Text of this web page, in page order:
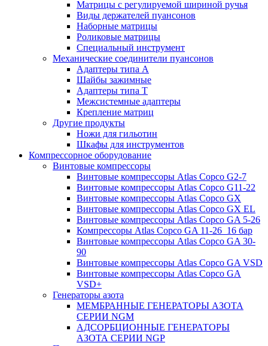
Матрицы с регулируемой шириной ручья
Виды держателей пуансонов
Наборные матрицы
Роликовые матрицы
Специальный инструмент
Механические соединители пуансонов
Адаптеры типа A
Шайбы зажимные
Адаптеры типа T
Межсистемные адаптеры
Крепление матриц
Другие продукты
Ножи для гильотин
Шкафы для инструментов
Компрессорное оборудование
Винтовые компрессоры
Винтовые компрессоры Atlas Copco G2-7
Винтовые компрессоры Atlas Copco G11-22
Винтовые компрессоры Atlas Copco GX
Винтовые компрессоры Atlas Copco GX EL
Винтовые компрессоры Atlas Copco GA 5-26
Компрессоры Atlas Copco GA 11-26_16 бар
Винтовые компрессоры Atlas Copco GA 30-
90
Винтовые компрессоры Atlas Copco GA VSD
Винтовые компрессоры Atlas Copco GA
VSD+
Генераторы азота
МЕМБРАННЫЕ ГЕНЕРАТОРЫ АЗОТА
СЕРИИ NGM
АДСОРБЦИОННЫЕ ГЕНЕРАТОРЫ
АЗОТА СЕРИИ NGP